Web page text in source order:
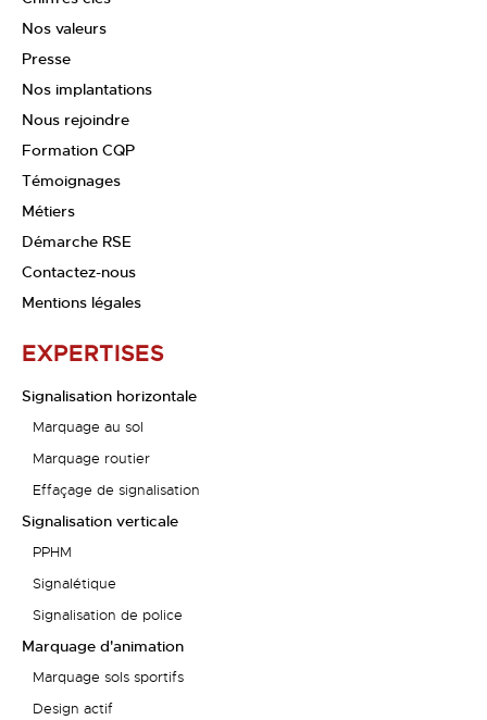
Nos valeurs
Presse
Nos implantations
Nous rejoindre
Formation CQP
Témoignages
Métiers
Démarche RSE
Contactez-nous
Mentions légales
EXPERTISES
Signalisation horizontale
Marquage au sol
Marquage routier
Effaçage de signalisation
Signalisation verticale
PPHM
Signalétique
Signalisation de police
Marquage d'animation
Marquage sols sportifs
Design actif